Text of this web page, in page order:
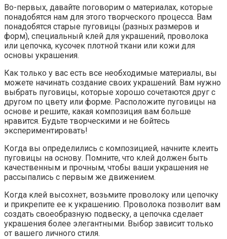
Во-первых, давайте поговорим о материалах, которые
понадобятся нам для этого творческого процесса. Вам
понадобятся старые пуговицы (разных размеров и
форм), специальный клей для украшений, проволока
или цепочка, кусочек плотной ткани или кожи для
основы украшения.
Как только у вас есть все необходимые материалы, вы
можете начинать создание своих украшений. Вам нужно
выбрать пуговицы, которые хорошо сочетаются друг с
другом по цвету или форме. Расположите пуговицы на
основе и решите, какая композиция вам больше
нравится. Будьте творческими и не бойтесь
экспериментировать!
Когда вы определились с композицией, начните клеить
пуговицы на основу. Помните, что клей должен быть
качественным и прочным, чтобы ваши украшения не
рассыпались с первым же движением.
Когда клей высохнет, возьмите проволоку или цепочку
и прикрепите ее к украшению. Проволока позволит вам
создать своеобразную подвеску, а цепочка сделает
украшения более элегантными. Выбор зависит только
от вашего личного стиля.